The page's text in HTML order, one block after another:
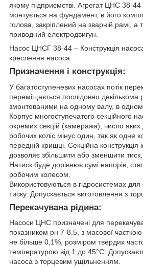
якому підприємстві. Агрегат ЦНС 38-
монтується на фундамент, в його
голова, закріплений на зварній рамі,
приводний електродвигун.
Насос ЦНСГ 38-44 – Конструкція
креслення насоса.
Призначення і конструкція:
У багатоступеневих насосах потік
переміщається послідовно декількома
змонтованими на одному валу, в
Корпус многоступечатого секційного
окремих секцій (камеража), число яких
робочих коліс мінус один, так як одне
передній кришці. Секційна конструкція
дозволяє збільшити або зменшити
Натиск буде дорівнює сумі напорів,
робочим колесом.
Використовуються в гідросистемах
тиску. Допускається виготовлення з
Перекачувана рідина:
Насоси ЦНС призначені для
показником рн 7-8,5, з масової
не більше 0,1%, розміром твердих
температурою від 1 до 45°С.
насоса з торцевим ущільненням.